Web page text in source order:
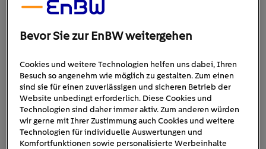
18. Oktober 2022 1min
heizluefter
Bevor Sie zur EnBW weitergehen
Cookies und weitere Technologien helfen uns dabei, Ihren
Besuch so angenehm wie möglich zu gestalten. Zum einen
sind sie für einen zuverlässigen und sicheren Betrieb der
Website unbedingt erforderlich. Diese Cookies und
Technologien sind daher immer aktiv. Zum anderen würden
wir gerne mit Ihrer Zustimmung auch Cookies und weitere
Technologien für individuelle Auswertungen und
Komfortfunktionen sowie personalisierte Werbeinhalte